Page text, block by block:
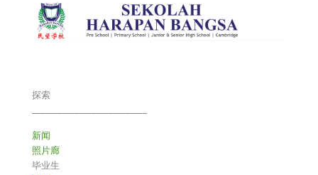
探索
新闻
照片廊
毕业生